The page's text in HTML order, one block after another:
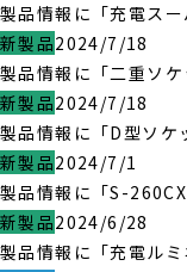
製品情報に「充電スー
新製品2024/7/18
製品情報に「二重ソケ
新製品2024/7/18
製品情報に「D型ソケ
新製品2024/7/1
製品情報に「S-
新製品2024/6/28
製品情報に「充電ルミ